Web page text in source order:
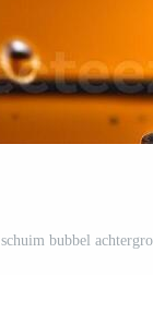
schuim bubbel